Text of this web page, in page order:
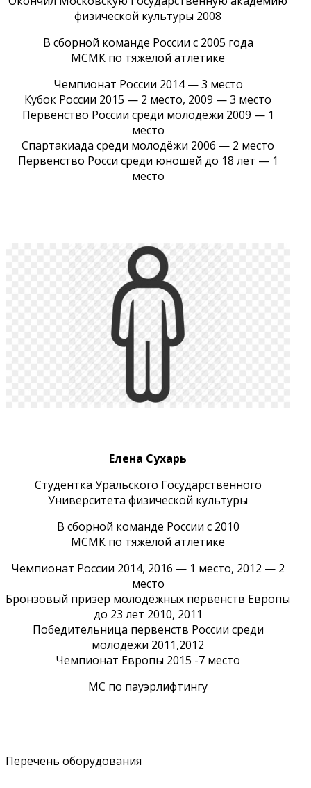
физической культуры 2008
В сборной команде России с 2005 года
МСМК по тяжёлой атлетике
Чемпионат России 2014 — 3 место
Кубок России 2015 — 2 место, 2009 — 3 место
Первенство России среди молодёжи 2009 — 1
место
Спартакиада среди молодёжи 2006 — 2 место
Первенство Росси среди юношей до 18 лет — 1
место
Елена Сухарь
Студентка Уральского Государственного
Университета физической культуры
В сборной команде России с 2010
МСМК по тяжёлой атлетике
Чемпионат России 2014, 2016 — 1 место, 2012 — 2
место
Бронзовый призёр молодёжных первенств Европы
до 23 лет 2010, 2011
Победительница первенств России среди
молодёжи 2011,2012
Чемпионат Европы 2015 -7 место
МС по пауэрлифтингу
Перечень оборудования